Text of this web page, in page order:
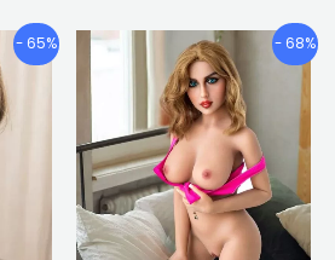
- 65%
Fascia
Attraverso
€1,043.97
Questo
varianti.
opzioni
- 68%
Fascia
prezzo:
€705.20
Attraverso
€940.88
ha
più
Le